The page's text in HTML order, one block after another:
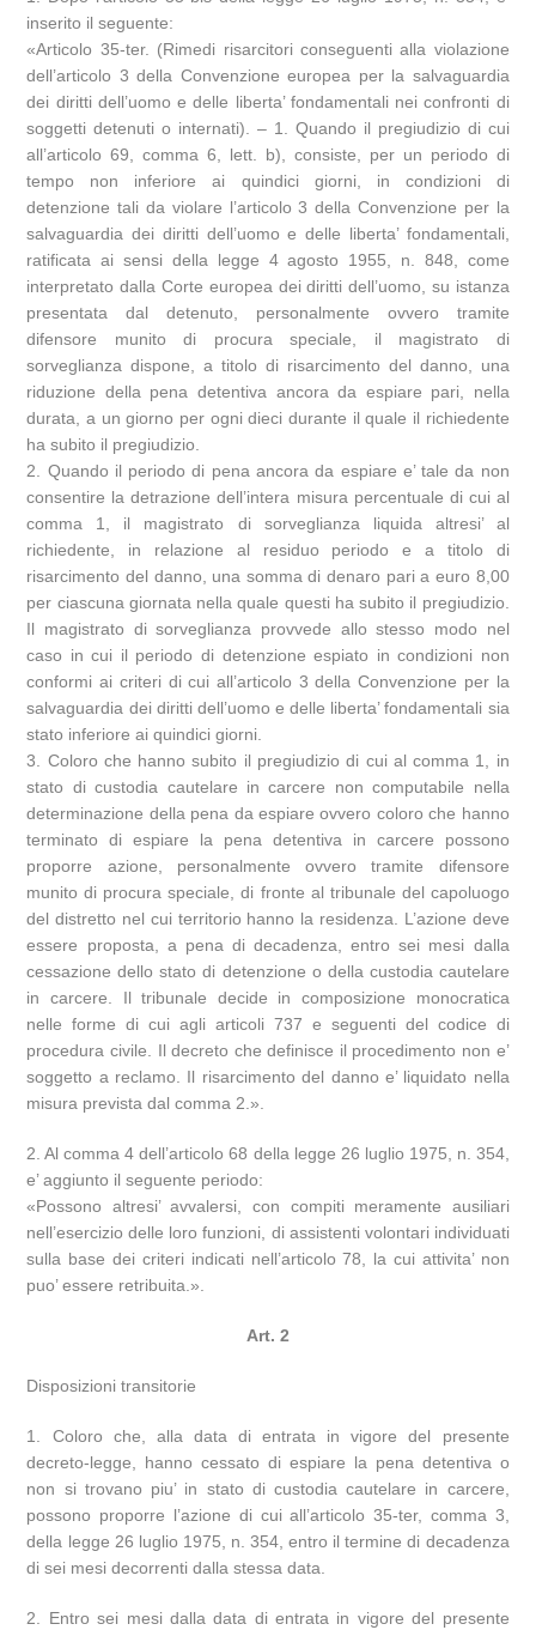
inserito il seguente:
«Articolo 35-ter. (Rimedi risarcitori conseguenti alla violazione
dell’articolo 3 della Convenzione europea per la salvaguardia
dei diritti dell’uomo e delle liberta’ fondamentali nei confronti di
soggetti detenuti o internati). – 1. Quando il pregiudizio di cui
all’articolo 69, comma 6, lett. b), consiste, per un periodo di
tempo non inferiore ai quindici giorni, in condizioni di
detenzione tali da violare l’articolo 3 della Convenzione per la
salvaguardia dei diritti dell’uomo e delle liberta’ fondamentali,
ratificata ai sensi della legge 4 agosto 1955, n. 848, come
interpretato dalla Corte europea dei diritti dell’uomo, su istanza
presentata dal detenuto, personalmente ovvero tramite
difensore munito di procura speciale, il magistrato di
sorveglianza dispone, a titolo di risarcimento del danno, una
riduzione della pena detentiva ancora da espiare pari, nella
durata, a un giorno per ogni dieci durante il quale il richiedente
ha subito il pregiudizio.
2. Quando il periodo di pena ancora da espiare e’ tale da non
consentire la detrazione dell’intera misura percentuale di cui al
comma 1, il magistrato di sorveglianza liquida altresi’ al
richiedente, in relazione al residuo periodo e a titolo di
risarcimento del danno, una somma di denaro pari a euro 8,00
per ciascuna giornata nella quale questi ha subito il pregiudizio.
Il magistrato di sorveglianza provvede allo stesso modo nel
caso in cui il periodo di detenzione espiato in condizioni non
conformi ai criteri di cui all’articolo 3 della Convenzione per la
salvaguardia dei diritti dell’uomo e delle liberta’ fondamentali sia
stato inferiore ai quindici giorni.
3. Coloro che hanno subito il pregiudizio di cui al comma 1, in
stato di custodia cautelare in carcere non computabile nella
determinazione della pena da espiare ovvero coloro che hanno
terminato di espiare la pena detentiva in carcere possono
proporre azione, personalmente ovvero tramite difensore
munito di procura speciale, di fronte al tribunale del capoluogo
del distretto nel cui territorio hanno la residenza. L’azione deve
essere proposta, a pena di decadenza, entro sei mesi dalla
cessazione dello stato di detenzione o della custodia cautelare
in carcere. Il tribunale decide in composizione monocratica
nelle forme di cui agli articoli 737 e seguenti del codice di
procedura civile. Il decreto che definisce il procedimento non e’
soggetto a reclamo. Il risarcimento del danno e’ liquidato nella
misura prevista dal comma 2.».
2. Al comma 4 dell’articolo 68 della legge 26 luglio 1975, n. 354,
e’ aggiunto il seguente periodo:
«Possono altresi’ avvalersi, con compiti meramente ausiliari
nell’esercizio delle loro funzioni, di assistenti volontari individuati
sulla base dei criteri indicati nell’articolo 78, la cui attivita’ non
puo’ essere retribuita.».
Art. 2
Disposizioni transitorie
1. Coloro che, alla data di entrata in vigore del presente
decreto-legge, hanno cessato di espiare la pena detentiva o
non si trovano piu’ in stato di custodia cautelare in carcere,
possono proporre l’azione di cui all’articolo 35-ter, comma 3,
della legge 26 luglio 1975, n. 354, entro il termine di decadenza
di sei mesi decorrenti dalla stessa data.
2. Entro sei mesi dalla data di entrata in vigore del presente